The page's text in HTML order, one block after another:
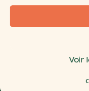
Voir
NANCY LE PALAIS
TOULOUSE CARMES